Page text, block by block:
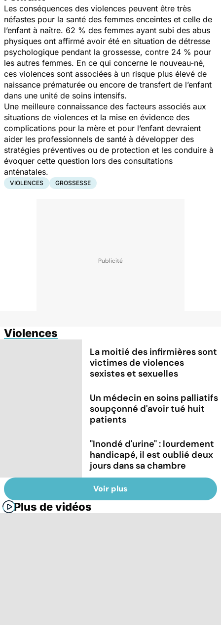
Les conséquences des violences peuvent être très
néfastes pour la santé des femmes enceintes et celle de
l’enfant à naître. 62 % des femmes ayant subi des abus
physiques ont affirmé avoir été en situation de détresse
psychologique pendant la grossesse, contre 24 % pour
les autres femmes. En ce qui concerne le nouveau-né,
ces violences sont associées à un risque plus élevé de
naissance prématurée ou encore de transfert de l’enfant
dans une unité de soins intensifs.
Une meilleure connaissance des facteurs associés aux
situations de violences et la mise en évidence des
complications pour la mère et pour l’enfant devraient
aider les professionnels de santé à développer des
stratégies préventives ou de protection et les conduire à
évoquer cette question lors des consultations
anténatales.
VIOLENCES GROSSESSE
Violences
La moitié des infirmières sont
victimes de violences
sexistes et sexuelles
Un médecin en soins palliatifs
soupçonné d'avoir tué huit
patients
"Inondé d'urine" : lourdement
handicapé, il est oublié deux
jours dans sa chambre
Voir plus
Plus de vidéos